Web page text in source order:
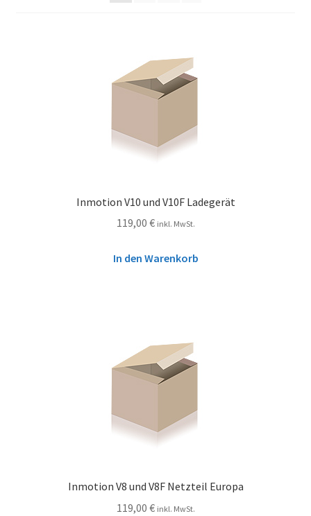
Inmotion V10 und V10F Ladegerät
119,00 € inkl. MwSt.
In den Warenkorb
Inmotion V8 und V8F Netzteil Europa
119,00 € inkl. MwSt.